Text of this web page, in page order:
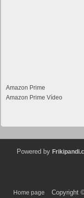
Amazon Prime
Amazon Prime Vídeo
Powered by
Home page Copyright